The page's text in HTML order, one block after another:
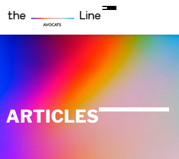
ARTICLES